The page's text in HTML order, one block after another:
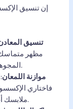
إن تنسيق
تنسيق
مظهر
المجوهرات الخاصة بها، مثل القلائد والأساور والأقراط.
موازنة اللمعان
فاختاري
ملابسك أبسط، فيمكنك إضافة قطعة أو قطعتين مميزتين.